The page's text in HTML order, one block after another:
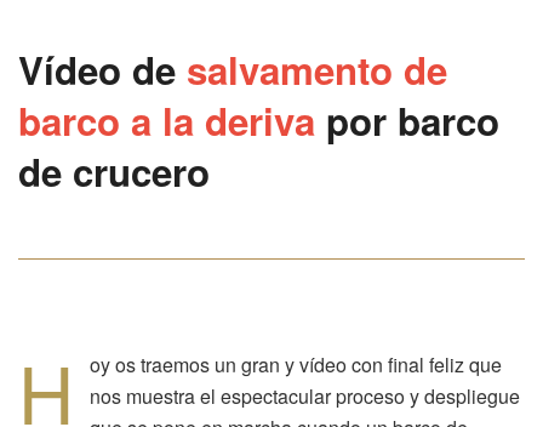
Vídeo de salvamento de
barco a la deriva por barco
de crucero
H
oy os traemos un gran y vídeo con final feliz que
nos muestra el espectacular proceso y despliegue